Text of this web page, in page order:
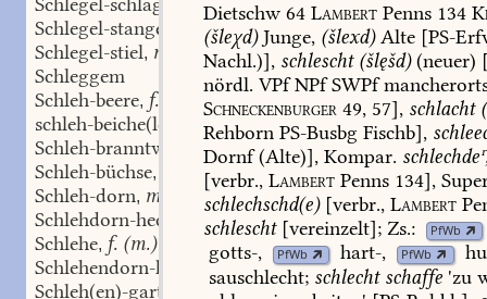
Schlegel-schlagerleins, n.
Schlegel-stange
Schlegel-stiel, m.
Schleggem
Schleh-beere, f.
schleh-beiche(le)
Schleh-branntwein
m.
Schleh-büchse,
Schleh-dorn, m.
Schlehdorn-hecke
Schlehe, f. (m.)
Schlehendorn-hecke
,f.
Schleh(en)-garten
m.
Dietschw 64 Lambert Penns 134
(šleχd)Junge, (šlexd)Alte [PS-
Nachl.)], schlescht(šlęšd)(neuer)
nördl. VPfNPfSWPf
Schneckenburger 49, 57], schlacht
Rehborn PS-Busbg Fischb],
Dornf(Alte)], Kompar.
[verbr., Lambert Penns 134],
schlechschd(e)[verbr., Lambert
schlescht[vereinzelt]; Zs.: PfWb
gotts-, PfWb hart-, PfWb
sauschlecht; schlechtschaffe 'zu